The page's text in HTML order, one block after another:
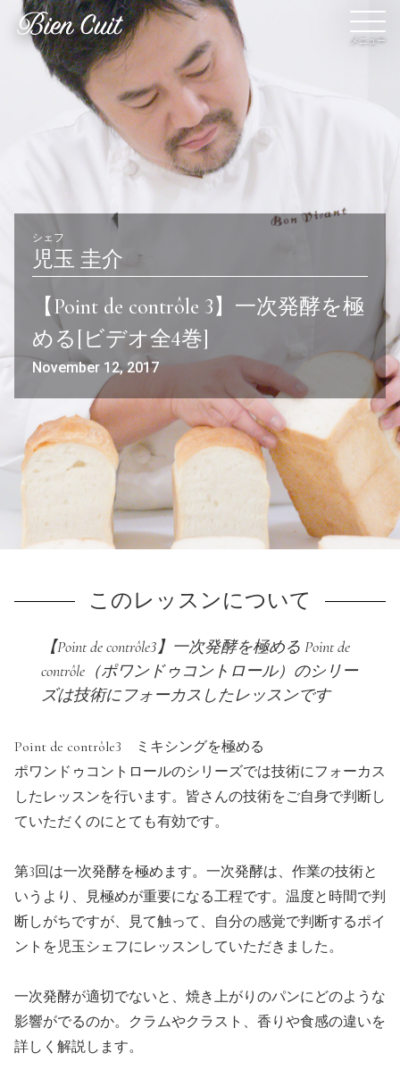
メニュー
会員登録
ログイン
パン一覧
ビアンキュイカルテ
ショップ
Bien Cuitについて
講師紹介
利用規約
お問い合わせ
公開収録レッスン
修了証について
パン辞典
よくある質問
トップページ
シェフ
児玉 圭介
【Point de contrôle 3】一次発酵を極
める[ビデオ全4巻]
November 12, 2017
このレッスンについて
【Point de contrôle3】一次発酵を極める Point de
contrôle（ポワンドゥコントロール）のシリー
ズは技術にフォーカスしたレッスンです
Point de contrôle3 ミキシングを極める
ポワンドゥコントロールのシリーズでは技術にフォーカス
したレッスンを行います。皆さんの技術をご自身で判断し
ていただくのにとても有効です。
第3回は一次発酵を極めます。一次発酵は、作業の技術と
いうより、見極めが重要になる工程です。温度と時間で判
断しがちですが、見て触って、自分の感覚で判断するポイ
ントを児玉シェフにレッスンしていただきました。
一次発酵が適切でないと、焼き上がりのパンにどのような
影響がでるのか。クラムやクラスト、香りや食感の違いを
詳しく解説します。